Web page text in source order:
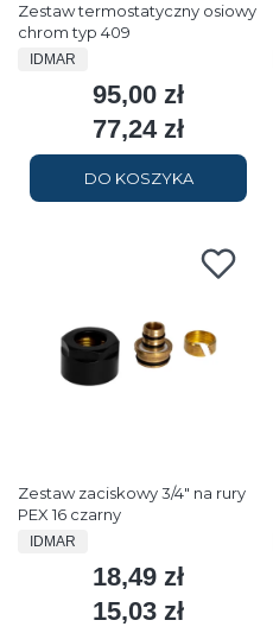
Zestaw termostatyczny osiowy
chrom typ 409
PRODUCENT
IDMAR
Cena
95,00 zł
Cena
77,24 zł
DO KOSZYKA
Zestaw zaciskowy 3/4" na rury
PEX 16 czarny
PRODUCENT
IDMAR
Cena
18,49 zł
Cena
15,03 zł